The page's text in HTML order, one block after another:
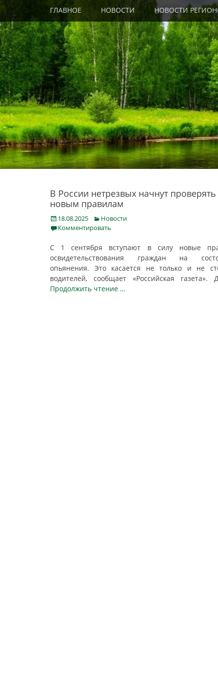
Skip
content
Primary Menu
ГЛАВНОЕ НОВОСТИ НОВОСТИ
В России нетрезвых начнут
новым правилам
Posted
on
18.08.2025 Categories
Новости
Комментировать
С 1 сентября вступают в силу новые
освидетельствования граждан на
опьянения. Это касается не только и не
водителей, сообщает «Российская газета».
Продолжить чтение …